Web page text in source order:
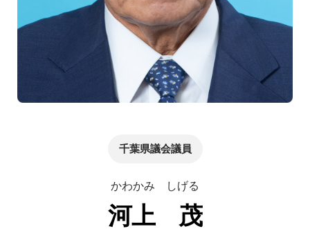
千葉県議会議員
かわかみ しげる
河上 茂